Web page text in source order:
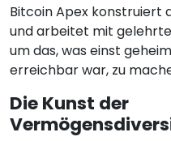
Bitcoin Apex konstruiert
und arbeitet mit
um das, was einst
erreichbar war, zu
Die Kunst der